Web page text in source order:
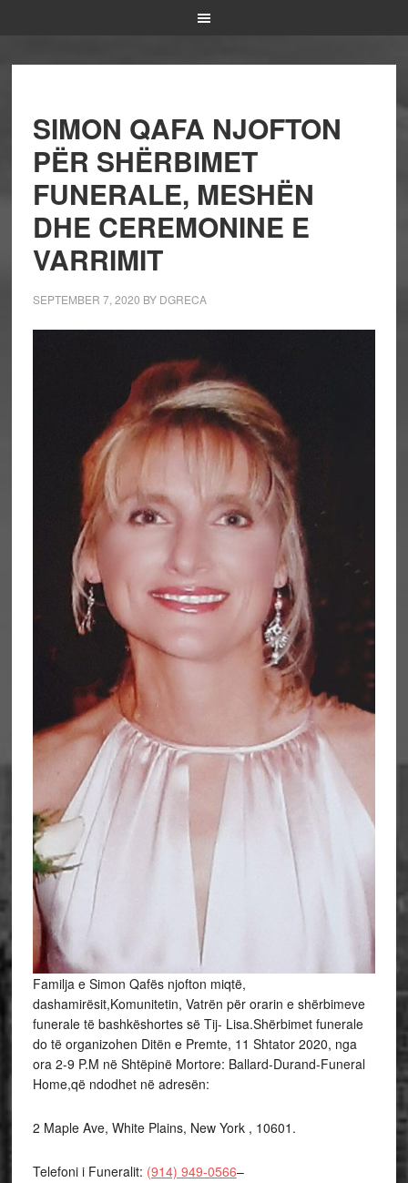
SIMON QAFA NJOFTON
PËR SHËRBIMET
FUNERALE, MESHËN
DHE CEREMONINE E
VARRIMIT
SEPTEMBER 7, 2020 BY DGRECA
Familja e Simon Qafës njofton miqtë,
dashamirësit,Komunitetin, Vatrën për orarin e shërbimeve
funerale të bashkëshortes së Tij- Lisa.Shërbimet funerale
do të organizohen Ditën e Premte, 11 Shtator 2020, nga
ora 2-9 P.M në Shtëpinë Mortore: Ballard-Durand-Funeral
Home,që ndodhet në adresën:
2 Maple Ave, White Plains, New York , 10601.
Telefoni i Funeralit: (914) 949-0566–